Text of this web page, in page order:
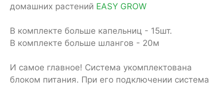
домашних растений EASY GROW
В комплекте больше капельниц - 15шт.
В комплекте больше шлангов - 20м
И самое главное! Система укомплектована
блоком питания. При его подключении система